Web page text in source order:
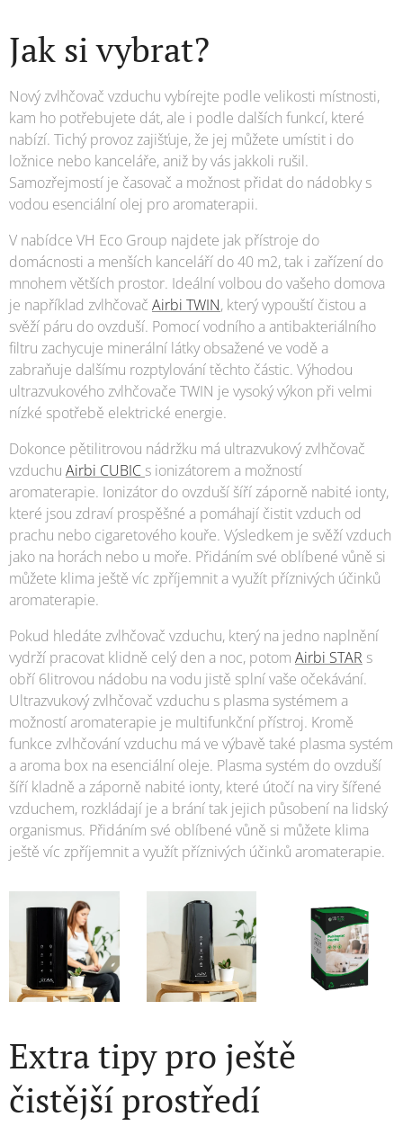
Jak si vybrat?
Nový zvlhčovač vzduchu vybírejte podle velikosti místnosti,
kam ho potřebujete dát, ale i podle dalších funkcí, které
nabízí. Tichý provoz zajišťuje, že jej můžete umístit i do
ložnice nebo kanceláře, aniž by vás jakkoli rušil.
Samozřejmostí je časovač a možnost přidat do nádobky s
vodou esenciální olej pro aromaterapii.
V nabídce VH Eco Group najdete jak přístroje do
domácnosti a menších kanceláří do 40 m2, tak i zařízení do
mnohem větších prostor. Ideální volbou do vašeho domova
je například zvlhčovač Airbi TWIN, který vypouští čistou a
svěží páru do ovzduší. Pomocí vodního a antibakteriálního
filtru zachycuje minerální látky obsažené ve vodě a
zabraňuje dalšímu rozptylování těchto částic. Výhodou
ultrazvukového zvlhčovače TWIN je vysoký výkon při velmi
nízké spotřebě elektrické energie.
Dokonce pětilitrovou nádržku má ultrazvukový zvlhčovač
vzduchu Airbi CUBIC s ionizátorem a možností
aromaterapie. Ionizátor do ovzduší šíří záporně nabité ionty,
které jsou zdraví prospěšné a pomáhají čistit vzduch od
prachu nebo cigaretového kouře. Výsledkem je svěží vzduch
jako na horách nebo u moře. Přidáním své oblíbené vůně si
můžete klima ještě víc zpříjemnit a využít příznivých účinků
aromaterapie.
Pokud hledáte zvlhčovač vzduchu, který na jedno naplnění
vydrží pracovat klidně celý den a noc, potom Airbi STAR s
obří 6litrovou nádobu na vodu jistě splní vaše očekávání.
Ultrazvukový zvlhčovač vzduchu s plasma systémem a
možností aromaterapie je multifunkční přístroj. Kromě
funkce zvlhčování vzduchu má ve výbavě také plasma systém
a aroma box na esenciální oleje. Plasma systém do ovzduší
šíří kladně a záporně nabité ionty, které útočí na viry šířené
vzduchem, rozkládají je a brání tak jejich působení na lidský
organismus. Přidáním své oblíbené vůně si můžete klima
ještě víc zpříjemnit a využít příznivých účinků aromaterapie.
Extra tipy pro ještě
čistější prostředí